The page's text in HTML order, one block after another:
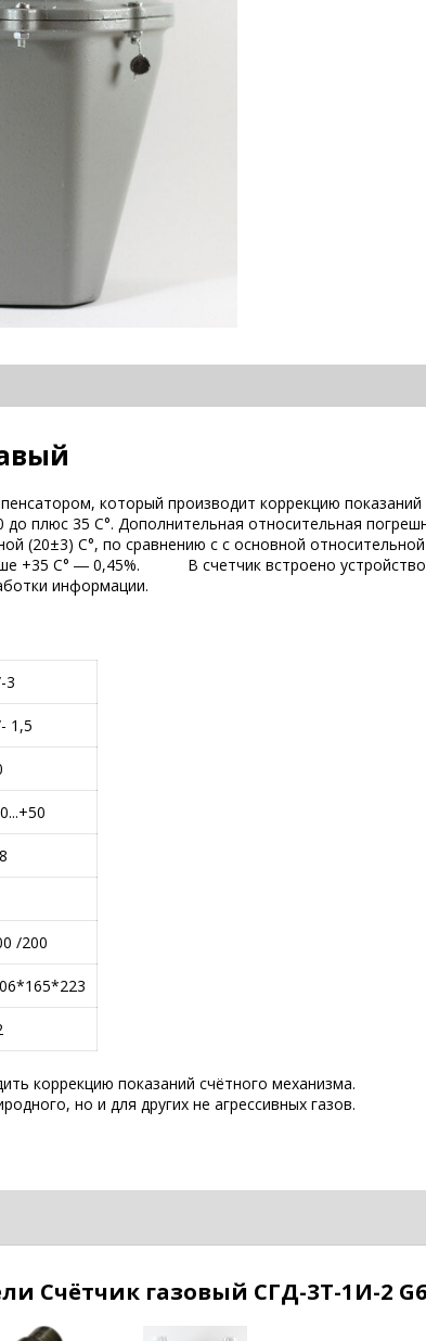
который производит коррекцию
до плюс 35 С°. Дополнительная относительная
(20±3) С°, по сравнению с с основной
+35 С° ― 0,45%. В счетчик встроено устройство
информации.
3
1,5
/200
коррекцию показаний счётного механизма.
но и для других не агрессивных газов.
Счётчик газовый CГД-3Т-1И-2